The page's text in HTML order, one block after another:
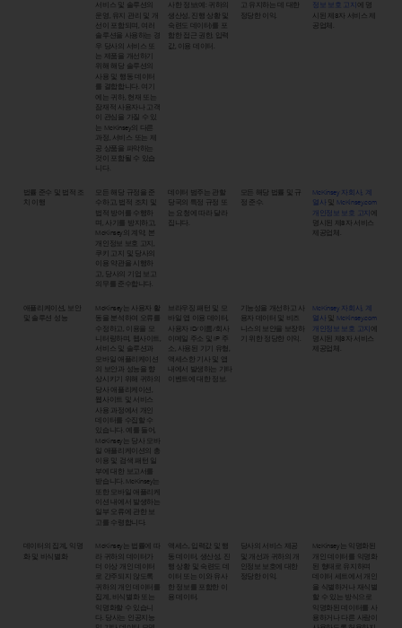
서비스 및 솔루션의
운영, 유지 관리 및 개
선이 포함되며, 여러
솔루션을 사용하는 경
우 당사의 서비스 또
는 제품을 개선하기
위해 해당 솔루션의
사용 및 행동 데이터
를 결합합니다. 여기
에는 귀하, 현재 또는
잠재적 사용자나 고객
이 관심을 가질 수 있
는 McKinsey의 다른
과정, 서비스 또는 제
공 상품을 파악하는
것이 포함될 수 있습
니다.
사한 정보(예: 귀하의
생산성, 진행 상황 및
숙련도 데이터)를 포
함한 접근 권한, 입력
값, 이용 데이터.
고 유지하는 데 대한
정당한 이익.
정보 보호 고지
에 명
시된 제3자 서비스 제
법률 준수 및 법적 조
치 이행
모든 해당 규정을 준
수하고, 법적 조치 및
법적 방어를 수행하
며, 사기를 방지하고,
McKinsey의 계약, 본
개인정보 보호 고지,
쿠키 고지 및 당사의
이용 약관을 시행하
고, 당사의 기업 보고
의무를 준수합니다.
데이터 범주는 관할
당국의 특정 규정 또
는 요청에 따라 달라
집니다.
모든 해당 법률 및 규
정 준수.
McKinsey 자회사, 계
열사
및 McKinsey.com
개인정보 보호 고지
에
명시된 제3자 서비스
제공업체.
애플리케이션, 보안
및 솔루션 성능
McKinsey는 사용자 활
동을 분석하여 오류를
수정하고, 이용을 모
니터링하며, 웹사이트,
서비스 및 솔루션과
모바일 애플리케이션
의 보안과 성능을 향
상시키기 위해 귀하의
당사 애플리케이션,
웹사이트 및 서비스
사용 과정에서 개인
데이터를 수집할 수
있습니다. 예를 들어,
McKinsey는 당사 모바
일 애플리케이션의 총
이용 및 검색 패턴 일
부에 대한 보고서를
받습니다. McKinsey는
또한 모바일 애플리케
이션 내에서 발생하는
일부 오류에 관한 보
고를 수령합니다.
브라우징 패턴 및 모
바일 앱 이용 데이터,
사용자 ID/이름/회사
이메일 주소 및 IP 주
소, 사용된 기기 유형,
액세스한 기사 및 앱
내에서 발생하는 기타
이벤트에 대한 정보.
기능성을 개선하고 사
용자 데이터 및 비즈
니스의 보안을 보장하
기 위한 정당한 이익.
McKinsey 자회사, 계
열사
및 McKinsey.com
개인정보 보호 고지
에
명시된 제3자 서비스
제공업체.
데이터의 집계, 익명
화 및 비식별화
McKinsey는 법률에 따
라 귀하의 데이터가
더 이상 개인 데이터
로 간주되지 않도록
귀하의 개인 데이터를
집계, 비식별화 또는
익명화할 수 있습니
다. 당사는 인공지능
액세스, 입력값 및 행
동 데이터, 생산성, 진
행 상황 및 숙련도 데
이터 또는 이와 유사
한 정보를 포함한 이
용 데이터.
당사의 서비스 제공
및 개선과 귀하의 개
인정보 보호에 대한
정당한 이익.
McKinsey는 익명화된
개인 데이터를 익명화
된 형태로 유지하며
데이터 세트에서 개인
을 식별하거나 재식별
할 수 있는 방식으로
익명화된 데이터를 사
용하거나 다른 사람이